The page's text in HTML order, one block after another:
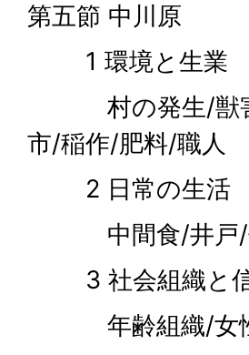
第五節 中川原
1 環境と生業
村の発生/獣害
市/稲作/肥料/職人
2 日常の生活
中間食/井戸/
3 社会組織と
年齢組織/女性